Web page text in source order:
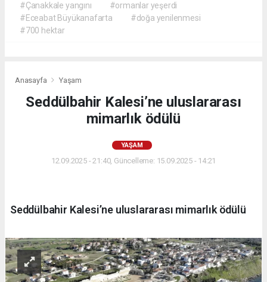
#Çanakkale yangını
#ormanlar yeşerdi
#Eceabat Büyükanafarta
#doğa yenilenmesi
#700 hektar
Anasayfa Yaşam
Seddülbahir Kalesi’ne uluslararası
mimarlık ödülü
YAŞAM
12.09.2025 - 21:40, Güncelleme: 15.09.2025 - 14:21
Seddülbahir Kalesi’ne uluslararası mimarlık ödülü